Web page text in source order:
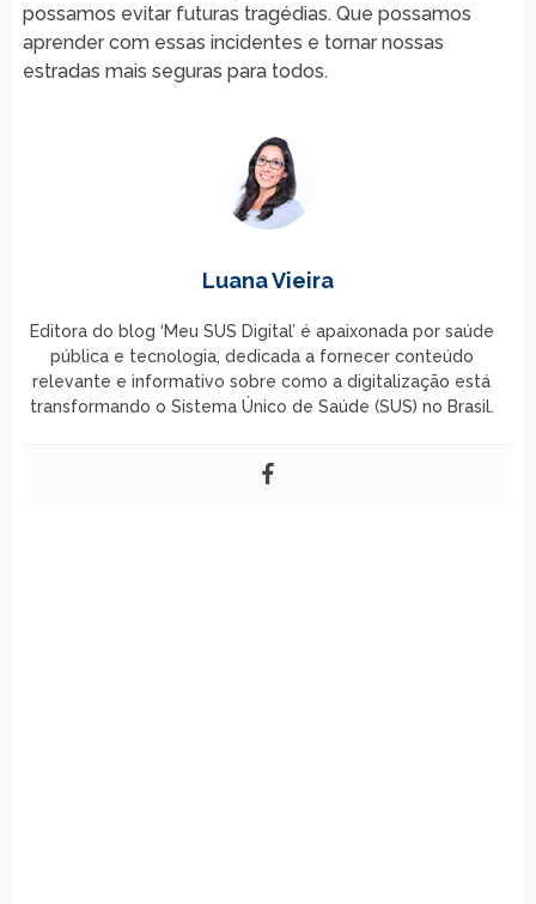
possamos evitar futuras tragédias. Que possamos
aprender com essas incidentes e tornar nossas
estradas mais seguras para todos.
Luana Vieira
Editora do blog ‘Meu SUS Digital’ é apaixonada por saúde
pública e tecnologia, dedicada a fornecer conteúdo
relevante e informativo sobre como a digitalização está
transformando o Sistema Único de Saúde (SUS) no Brasil.